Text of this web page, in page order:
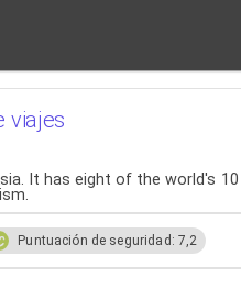
viajes
It has eight of the world's
Puntuación de seguridad: 7,2